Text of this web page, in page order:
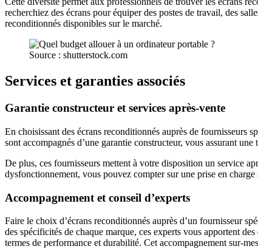
recherchiez des écrans pour équiper des postes de travail, des
reconditionnés disponibles sur le marché.
Source : shutterstock.com
Services et garanties associés
Garantie constructeur et services après-vente
En choisissant des écrans reconditionnés auprès de fournisseurs
sont accompagnés d’une garantie constructeur, vous assurant
De plus, ces fournisseurs mettent à votre disposition un service
dysfonctionnement, vous pouvez compter sur une prise en
Accompagnement et conseil d’experts
Faire le choix d’écrans reconditionnés auprès d’un fournisseur
des spécificités de chaque marque, ces experts vous apportent
termes de performance et durabilité. Cet accompagnement sur-